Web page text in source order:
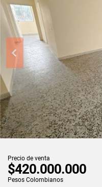
Precio de venta
$420.000.000
Pesos Colombianos